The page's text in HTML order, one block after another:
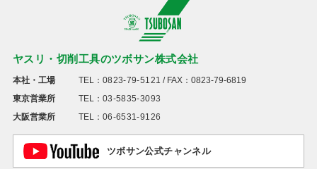
ヤスリ・切削工具のツボサン株式会社
本社・工場 TEL： 0823-79-5121 / FAX：0823-79-6819
東京営業所
TEL： 03-5835-3093
大阪営業所
TEL： 06-6531-9126
ツボサン公式チャンネル